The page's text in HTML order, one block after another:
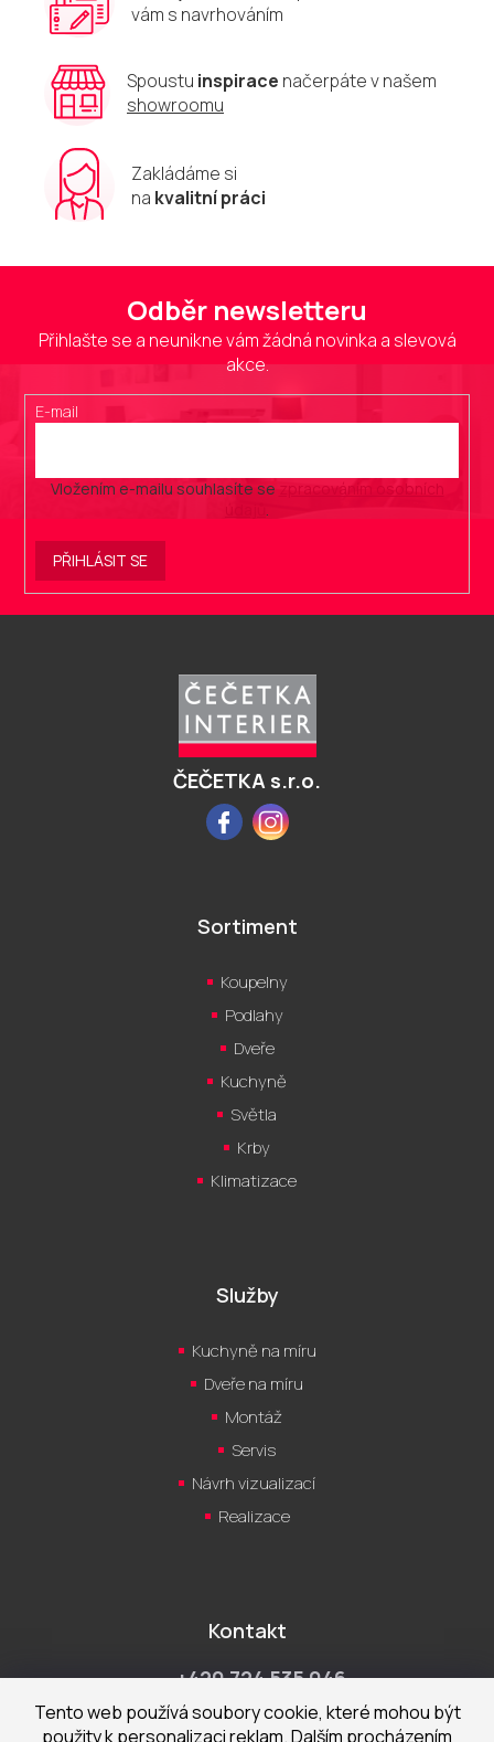
Tento web používá soubory cookie, které mohou být
použity k personalizaci reklam. Dalším procházením
vám s navrhováním
Spoustu inspirace načerpáte v našem
showroomu
Zakládáme si
na kvalitní práci
Odběr newsletteru
Přihlašte se a neunikne vám žádná novinka a slevová
akce.
E-mail
Vložením e-mailu souhlasíte se zpracováním osobních
.
PŘIHLÁSIT SE
ČEČETKA s.r.o.
FacebookInstagram
Sortiment
Koupelny
Podlahy
Dveře
Kuchyně
Světla
Krby
Klimatizace
Služby
Kuchyně na míru
Dveře na míru
Montáž
Servis
Návrh vizualizací
Realizace
Kontakt
+420 724 535 046
Po-Pá 9:00 - 18:00 hod